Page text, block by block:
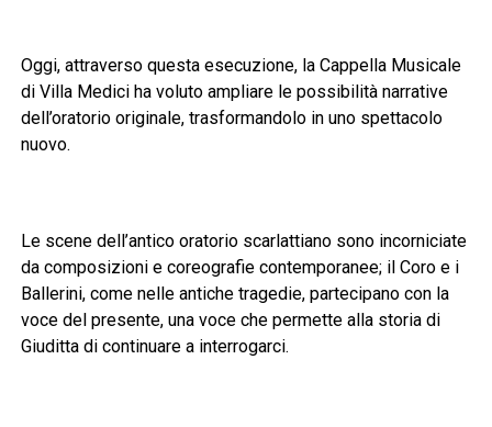
Oggi, attraverso questa esecuzione, la Cappella Musicale
di Villa Medici ha voluto ampliare le possibilità narrative
dell’oratorio originale, trasformandolo in uno spettacolo
nuovo.
Le scene dell’antico oratorio scarlattiano sono incorniciate
da composizioni e coreografie contemporanee; il Coro e i
Ballerini, come nelle antiche tragedie, partecipano con la
voce del presente, una voce che permette alla storia di
Giuditta di continuare a interrogarci.